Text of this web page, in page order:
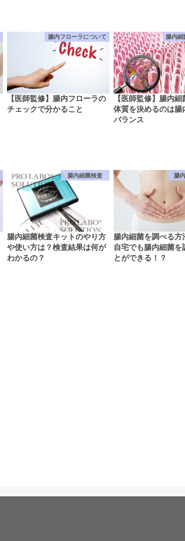
腸内フローラについて
【医師監修】腸内フローラの
チェックで分かること
腸内細
【医師監修】腸内細
体質を決めるのは腸
バランス
腸内細菌検査
腸内細菌検査キットのやり方
や使い方は？検査結果は何が
わかるの？
腸
腸内細菌を調べる方
自宅でも腸内細菌を
とができる！？